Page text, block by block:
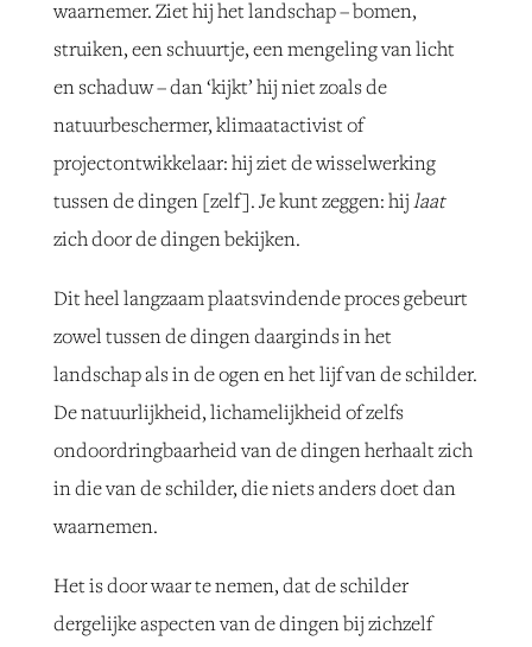
waarnemer. Ziet hij het landschap – bomen,
struiken, een schuurtje, een mengeling van licht
en schaduw – dan ‘kijkt’ hij niet zoals de
natuurbeschermer, klimaatactivist of
projectontwikkelaar: hij ziet de wisselwerking
tussen de dingen [zelf]. Je kunt zeggen: hij laat
zich door de dingen bekijken.
Dit heel langzaam plaatsvindende proces gebeurt
zowel tussen de dingen daarginds in het
landschap als in de ogen en het lijf van de schilder.
De natuurlijkheid, lichamelijkheid of zelfs
ondoordringbaarheid van de dingen herhaalt zich
in die van de schilder, die niets anders doet dan
waarnemen.
Het is door waar te nemen, dat de schilder
dergelijke aspecten van de dingen bij zichzelf